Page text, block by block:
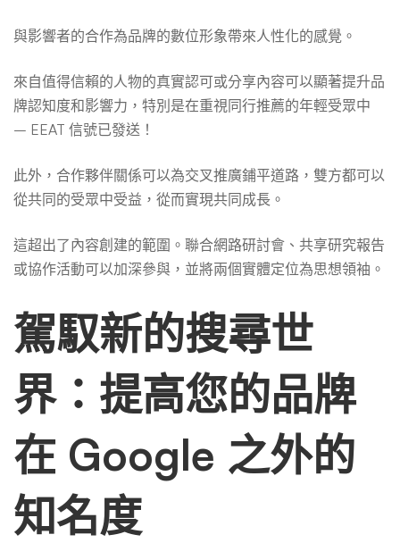
與影響者的合作為品牌的數位形象帶來人性化的感覺。
來自值得信賴的人物的真實認可或分享內容可以顯著提升品
牌認知度和影響力，特別是在重視同行推薦的年輕受眾中
– EEAT 信號已發送！
此外，合作夥伴關係可以為交叉推廣鋪平道路，雙方都可以
從共同的受眾中受益，從而實現共同成長。
這超出了內容創建的範圍。聯合網路研討會、共享研究報告
或協作活動可以加深參與，並將兩個實體定位為思想領袖。
駕馭新的搜尋世
界：提高您的品牌
在 Google 之外的
知名度